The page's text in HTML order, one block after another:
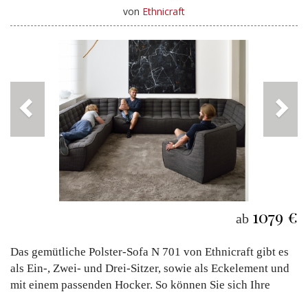
von Ethnicraft
Previous Next
ab 1079 €
Das gemütliche Polster-Sofa N 701 von Ethnicraft gibt es
als Ein-, Zwei- und Drei-Sitzer, sowie als Eckelement und
mit einem passenden Hocker. So können Sie sich Ihre